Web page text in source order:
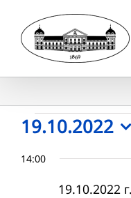
content
Събития
for
19.10.2022
19.10.2022
date.
14:00
19.10.2022